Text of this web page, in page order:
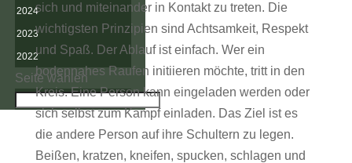
2024
2023
2022
Seite wählen
sich und miteinander in Kontakt zu treten. Die
wichtigsten Prinzipien sind Achtsamkeit, Respekt
und Spaß. Der Ablauf ist einfach. Wer ein
bodennahes Raufen initiieren möchte, tritt in den
Kreis. Eine Person kann eingeladen werden oder
sich selbst zum Kampf einladen. Das Ziel ist es
die andere Person auf ihre Schultern zu legen.
Beißen, kratzen, kneifen, spucken, schlagen und